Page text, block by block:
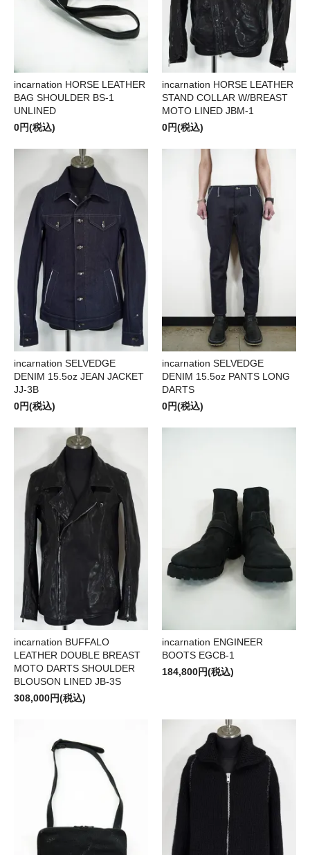
incarnation HORSE LEATHER
BAG SHOULDER BS-1
UNLINED
0円(税込)
incarnation HORSE LEATHER
STAND COLLAR W/BREAST
MOTO LINED JBM-1
0円(税込)
incarnation SELVEDGE
DENIM 15.5oz JEAN JACKET
JJ-3B
0円(税込)
incarnation SELVEDGE
DENIM 15.5oz PANTS LONG
DARTS
0円(税込)
incarnation BUFFALO
LEATHER DOUBLE BREAST
MOTO DARTS SHOULDER
BLOUSON LINED JB-3S
308,000円(税込)
incarnation ENGINEER
BOOTS EGCB-1
184,800円(税込)